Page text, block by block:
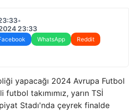
•
23:33
WhatsApp
Reddit
yapacağı 2024 Avrupa Futbol
futbol takımımız, yarın TSİ
Stadı'nda çeyrek finalde